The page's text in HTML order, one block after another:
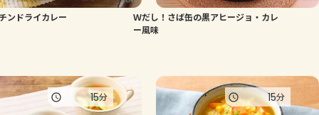
よくあるお問い合わせ
AJINOMOTO PARK とは
ンドライカレー
Ｗだし！さば缶の黒アヒージョ・カレ
ー風味
15分 15分